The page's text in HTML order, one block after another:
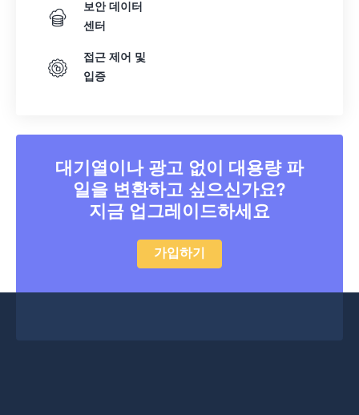
보안 데이터
센터
접근 제어 및
입증
대기열이나 광고 없이 대용량 파
일을 변환하고 싶으신가요?
지금 업그레이드하세요
가입하기